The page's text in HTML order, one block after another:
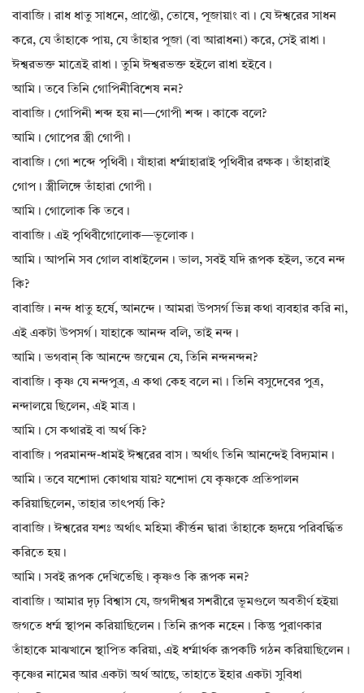
বাবাজি। রাধ ধাতু সাধনে, প্রাপ্তৌ, তোষে, পূজায়াং বা। যে ঈশ্বরের সাধন
করে, যে তাঁহাকে পায়, যে তাঁহার পূজা (বা আরাধনা) করে, সেই রাধা।
ঈশ্বরভক্ত মাত্রেই রাধা। তুমি ঈশ্বরভক্ত হইলে রাধা হইবে।
আমি। তবে তিনি গোপিনীবিশেষ নন?
বাবাজি। গোপিনী শব্দ হয় না—গোপী শব্দ। কাকে বলে?
আমি। গোপের স্ত্রী গোপী।
বাবাজি। গো শব্দে পৃথিবী। যাঁহারা ধর্ম্মাহারাই পৃথিবীর রক্ষক। তাঁহারাই
গোপ। স্ত্রীলিঙ্গে তাঁহারা গোপী।
আমি। গোলোক কি তবে।
বাবাজি। এই পৃথিবীগোলোক—ভূলোক।
আমি। আপনি সব গোল বাধাইলেন। ভাল, সবই যদি রূপক হইল, তবে নন্দ
কি?
বাবাজি। নন্দ ধাতু হর্ষে, আনন্দে। আমরা উপসর্গ ভিন্ন কথা ব্যবহার করি না,
এই একটা উপসর্গ। যাহাকে আনন্দ বলি, তাই নন্দ।
আমি। ভগবান্ কি আনন্দে জন্মেন যে, তিনি নন্দনন্দন?
বাবাজি। কৃষ্ণ যে নন্দপুত্র, এ কথা কেহ বলে না। তিনি বসুদেবের পুত্র,
নন্দালয়ে ছিলেন, এই মাত্র।
আমি। সে কথারই বা অর্থ কি?
বাবাজি। পরমানন্দ-ধামই ঈশ্বরের বাস। অর্থাৎ তিনি আনন্দেই বিদ্যমান।
আমি। তবে যশোদা কোথায় যায়? যশোদা যে কৃষ্ণকে প্রতিপালন
করিয়াছিলেন, তাহার তাৎপর্য্য কি?
বাবাজি। ঈশ্বরের যশঃ অর্থাৎ মহিমা কীর্ত্তন দ্বারা তাঁহাকে হৃদয়ে পরিবর্দ্ধিত
করিতে হয়।
আমি। সবই রূপক দেখিতেছি। কৃষ্ণও কি রূপক নন?
বাবাজি। আমার দৃঢ় বিশ্বাস যে, জগদীশ্বর সশরীরে ভূমণ্ডলে অবতীর্ণ হইয়া
জগতে ধর্ম্ম স্থাপন করিয়াছিলেন। তিনি রূপক নহেন। কিন্তু পুরাণকার
তাঁহাকে মাঝখানে স্থাপিত করিয়া, এই ধর্ম্মার্থক রূপকটি গঠন করিয়াছিলেন।
কৃষ্ণের নামের আর একটা অর্থ আছে, তাহাতে ইহার একটা সুবিধা